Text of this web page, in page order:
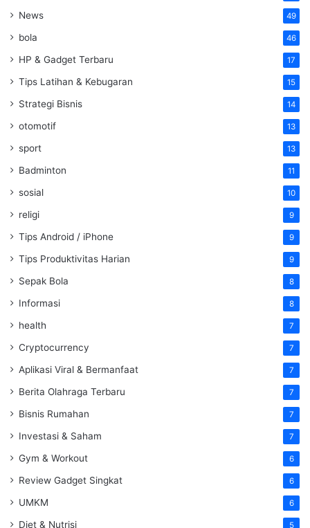
News 49
bola 46
HP & Gadget Terbaru 17
Tips Latihan & Kebugaran 15
Strategi Bisnis 14
otomotif 13
sport 13
Badminton 11
sosial 10
religi 9
Tips Android / iPhone 9
Tips Produktivitas Harian 9
Sepak Bola 8
Informasi 8
health 7
Cryptocurrency 7
Aplikasi Viral & Bermanfaat 7
Berita Olahraga Terbaru 7
Bisnis Rumahan 7
Investasi & Saham 7
Gym & Workout 6
Review Gadget Singkat 6
UMKM 6
Diet & Nutrisi 5